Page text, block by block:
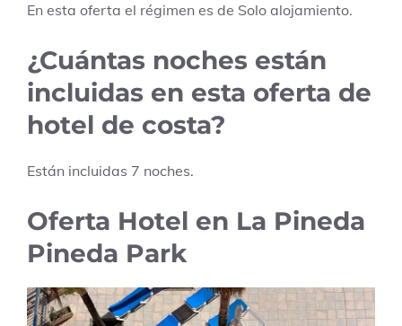
En esta oferta el régimen es de Solo alojamiento.
¿Cuántas noches están
incluidas en esta oferta de
hotel de costa?
Están incluidas 7 noches.
Oferta Hotel en La Pineda
Pineda Park